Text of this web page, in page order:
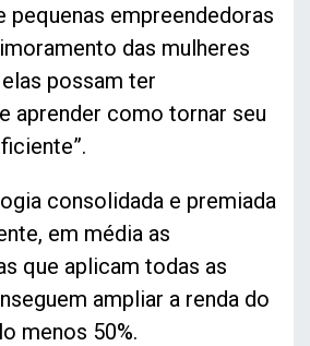
pequenas empreendedoras
das mulheres
possam ter
aprender como tornar seu
consolidada e premiada
em média as
que aplicam todas as
ampliar a renda do
menos 50%.